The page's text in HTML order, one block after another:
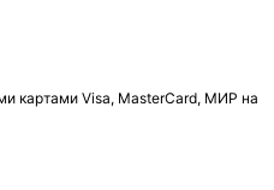
картами Visa, MasterCard, МИР на
ВСЕЙ СТРАНЕ